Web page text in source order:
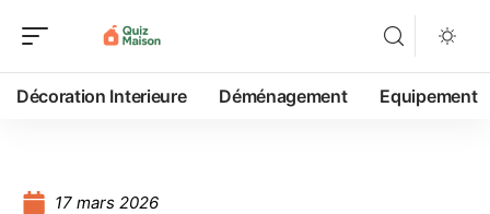
Décoration Interieure Déménagement Equipement
17 mars 2026